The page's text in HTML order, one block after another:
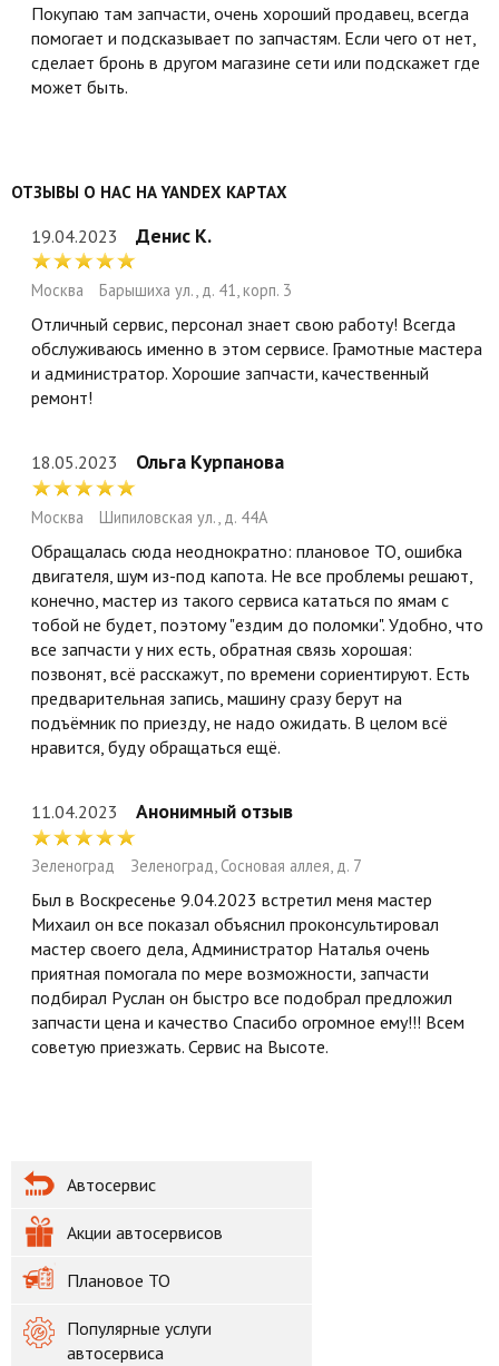
Покупаю там запчасти, очень хороший продавец, всегда
помогает и подсказывает по запчастям. Если чего от нет,
сделает бронь в другом магазине сети или подскажет где
может быть.
ОТЗЫВЫ О НАС НА YANDEX КАРТАХ
19.04.2023 Денис К.
Москва Барышиха ул., д. 41, корп. 3
Отличный сервис, персонал знает свою работу! Всегда
обслуживаюсь именно в этом сервисе. Грамотные мастера
и администратор. Хорошие запчасти, качественный
ремонт!
18.05.2023 Ольга Курпанова
Москва Шипиловская ул., д. 44А
Обращалась сюда неоднократно: плановое ТО, ошибка
двигателя, шум из-под капота. Не все проблемы решают,
конечно, мастер из такого сервиса кататься по ямам с
тобой не будет, поэтому "ездим до поломки". Удобно, что
все запчасти у них есть, обратная связь хорошая:
позвонят, всё расскажут, по времени сориентируют. Есть
предварительная запись, машину сразу берут на
подъёмник по приезду, не надо ожидать. В целом всё
нравится, буду обращаться ещё.
11.04.2023 Анонимный отзыв
Зеленоград Зеленоград, Сосновая аллея, д. 7
Был в Воскресенье 9.04.2023 встретил меня мастер
Михаил он все показал объяснил проконсультировал
мастер своего дела, Администратор Наталья очень
приятная помогала по мере возможности, запчасти
подбирал Руслан он быстро все подобрал предложил
запчасти цена и качество Спасибо огромное ему!!! Всем
советую приезжать. Сервис на Высоте.
Автосервис
Акции автосервисов
Плановое ТО
Популярные услуги
автосервиса